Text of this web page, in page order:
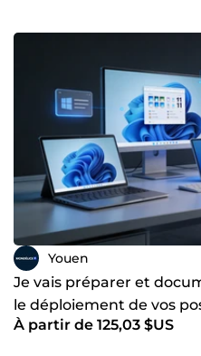
Youen
Je vais préparer et
le déploiement de vos
À partir de 125,03 $US